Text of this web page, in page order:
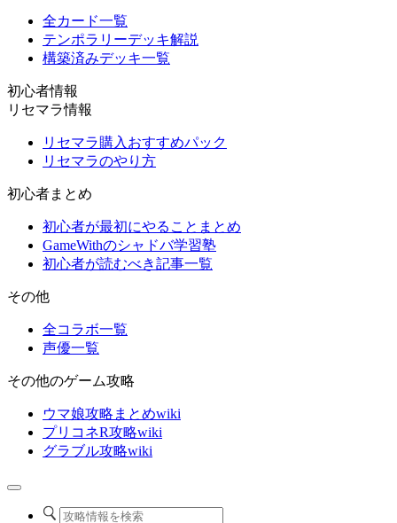
全カード一覧
テンポラリーデッキ解説
構築済みデッキ一覧
初心者情報
リセマラ情報
リセマラ購入おすすめパック
リセマラのやり方
初心者まとめ
初心者が最初にやることまとめ
GameWithのシャドバ学習塾
初心者が読むべき記事一覧
その他
全コラボ一覧
声優一覧
その他のゲーム攻略
ウマ娘攻略まとめwiki
プリコネR攻略wiki
グラブル攻略wiki